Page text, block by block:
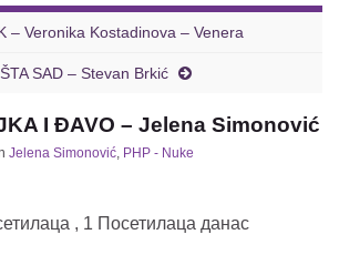
– Veronika Kostadinova – Venera
SAD – Stevan Brkić
I ĐAVO – Jelena Simonović
Jelena Simonović, PHP - Nuke
, 1 Посетилаца данас